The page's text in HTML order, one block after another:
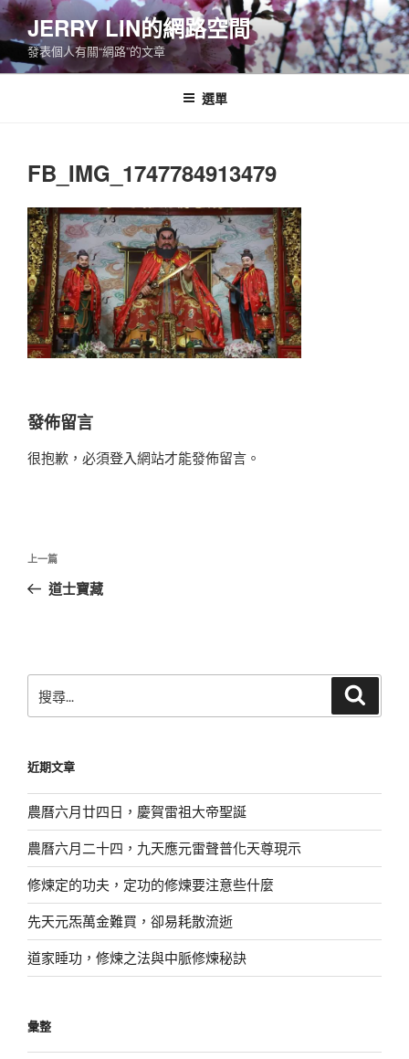
跳
至
主
要
JERRY LIN的網路空間
發表個人有關“網路”的文章
選單
FB_IMG_1747784913479
發佈留言
很抱歉，必須登入網站才能發佈留言。
文
導
上
一
上一篇
道士寶藏
尋
字:
近期文章
農曆六月廿四日，慶賀雷祖大帝聖誕
農曆六月二十四，九天應元雷聲普化天尊現示
修煉定的功夫，定功的修煉要注意些什麼
先天元炁萬金難買，卻易耗散流逝
道家睡功，修煉之法與中脈修煉秘訣
彙整